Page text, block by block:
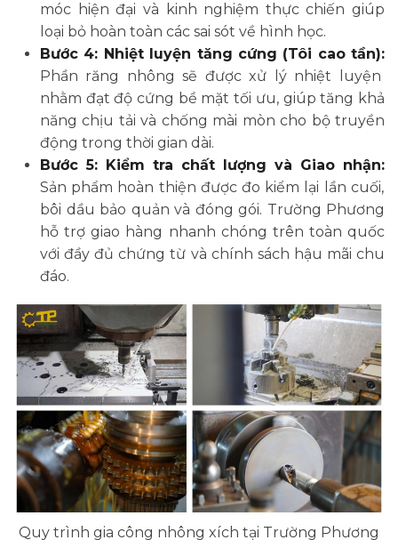
móc hiện đại và kinh nghiệm thực chiến giúp
loại bỏ hoàn toàn các sai sót về hình học.
Bước 4: Nhiệt luyện tăng cứng (Tôi cao tần):
Phần răng nhông sẽ được xử lý nhiệt luyện
nhằm đạt độ cứng bề mặt tối ưu, giúp tăng khả
năng chịu tải và chống mài mòn cho bộ truyền
động trong thời gian dài.
Bước 5: Kiểm tra chất lượng và Giao nhận:
Sản phẩm hoàn thiện được đo kiểm lại lần cuối,
bôi dầu bảo quản và đóng gói. Trường Phương
hỗ trợ giao hàng nhanh chóng trên toàn quốc
với đầy đủ chứng từ và chính sách hậu mãi chu
đáo.
Quy trình gia công nhông xích tại Trường Phương